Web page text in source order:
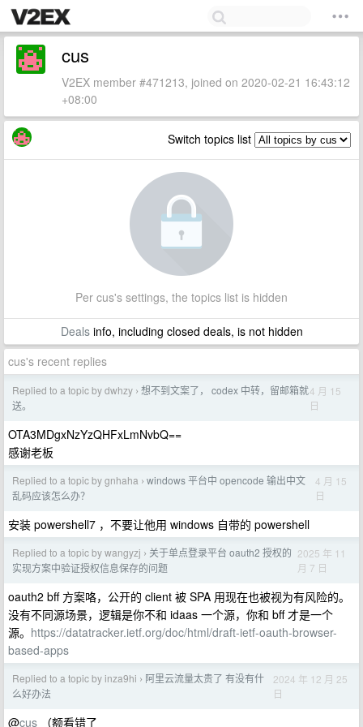
cus
V2EX member #471213, joined on 2020-02-21 16:43:12
+08:00
Switch topics list
Per cus's settings, the topics list is hidden
Dealsinfo, including closed deals, is not hidden
cus's recent replies
Replied to a topic by dwhzy › 想不到文案了， codex 中转，留邮箱就
送。
4 月 15
日
OTA3MDgxNzYzQHFxLmNvbQ==
感谢老板
Replied to a topic by gnhaha › windows 平台中 opencode 输出中文
乱码应该怎么办？
4 月 15
日
安装 powershell7 ，不要让他用 windows 自带的 powershell
Replied to a topic by wangyzj › 关于单点登录平台 oauth2 授权的
实现方案中验证授权信息保存的问题
2025 年 11
月 7 日
oauth2 bff 方案咯，公开的 client 被 SPA 用现在也被视为有风险的。
没有不同源场景，逻辑是你不和 idaas 一个源，你和 bff 才是一个
源。 https://datatracker.ietf.org/doc/html/draft-ietf-oauth-browser-
based-apps
Replied to a topic by inza9hi › 阿里云流量太贵了 有没有什
么好办法
2024 年 12 月 25
日
@cus （额看错了